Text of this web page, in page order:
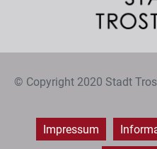
© Copyright 2020 Stadt
Impressum